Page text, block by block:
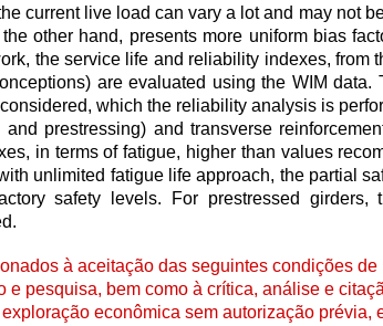
current live load can vary a lot and may not
other hand, presents more uniform bias
the service life and reliability indexes, from
are evaluated using the WIM data.
which the reliability analysis is
prestressing) and transverse
in terms of fatigue, higher than values
unlimited fatigue life approach, the partial
safety levels. For prestressed girders,
à aceitação das seguintes condições de
pesquisa, bem como à crítica, análise e
econômica sem autorização prévia,